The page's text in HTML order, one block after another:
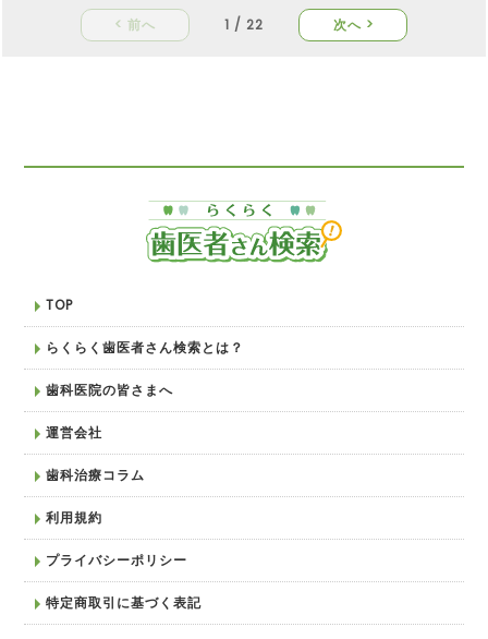
< 前へ 1 / 22 次へ >
TOP
らくらく歯医者さん検索とは？
歯科医院の皆さまへ
運営会社
歯科治療コラム
利用規約
プライバシーポリシー
特定商取引に基づく表記